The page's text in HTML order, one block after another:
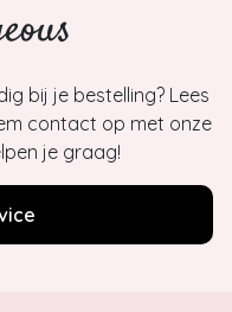
bij je bestelling? Lees
contact op met onze
je graag!